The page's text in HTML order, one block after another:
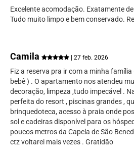
Excelente acomodação. Exatamente
Tudo muito limpo e bem conservado.
Camila | 27 feb. 2026
Fiz a reserva pra ir com a minha família
bebê ) . O apartamento nos atendeu
decoração, limpeza ,tudo impecável .
perfeita do resort , piscinas grandes ,
brinquedoteca, acesso à praia onde
sol e cadeiras disponível para os
poucos metros da Capela de São
ctz voltarei mais vezes . Gratidão